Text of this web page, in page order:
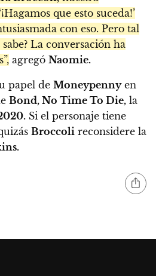
que esto suceda!’
con eso. Pero tal
La conversación ha
agregó Naomie.
papel de Moneypennyen
Bond, No Time To Die, la
Si el personaje tiene
Broccoli reconsidere la